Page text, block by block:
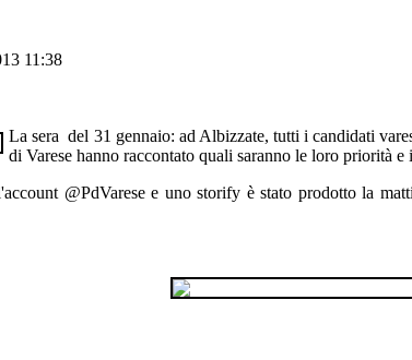
11:38
La sera del 31 gennaio: ad Albizzate, tutti i candidati
di Varese hanno raccontato quali saranno le loro priorità
@PdVarese e uno storify è stato prodotto la